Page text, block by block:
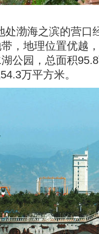
渤海之滨的营口
，地理位置优越
公园，总面积
万平方米。